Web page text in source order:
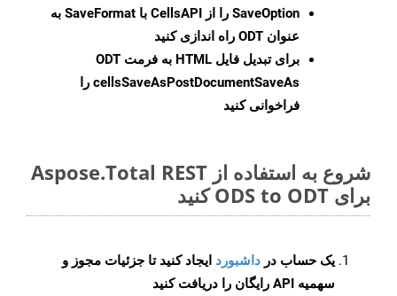
SaveOption
را از CellsAPI با SaveFormat به
عنوان ODT راه اندازی کنید
برای تبدیل فایل HTML به فرمت
ODT
cellsSaveAsPostDocumentSaveAs را
فراخوانی کنید
شروع به استفاده از Aspose.Total REST
برای ODS to ODT کنید
یک حساب در داشبورد ایجاد کنید تا جزئیات مجوز و
سهمیه API رایگان را دریافت کنید